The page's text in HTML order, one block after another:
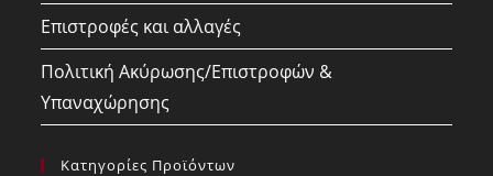
Επιστροφές και αλλαγές
Πολιτική Ακύρωσης/Επιστροφών &
Υπαναχώρησης
Κατηγορίες Προϊόντων